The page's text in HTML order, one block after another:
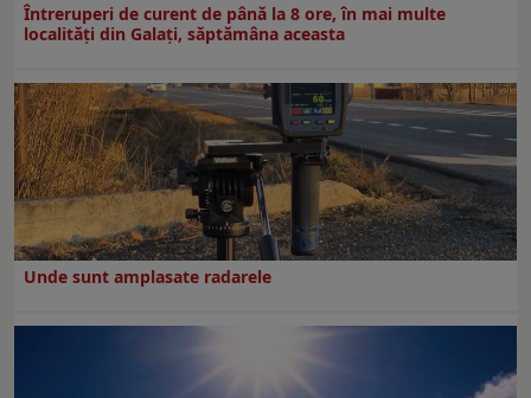
Întreruperi de curent de până la 8 ore, în mai multe
localități din Galați, săptămâna aceasta
Unde sunt amplasate radarele